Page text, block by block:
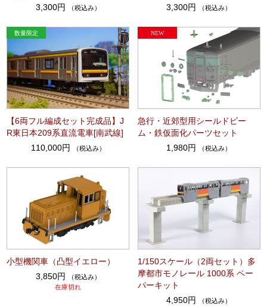
3,300円
（税込み）
3,300円
（税込み）
【6両フル編成セット完成品】J
R東日本209系直流電車[南武線]
110,000円
（税込み）
急行・近郊型用シールドビー
ム・鉄仮面化パーツセット
1,980円
（税込み）
小型機関車（凸型イエロー）
3,850円
（税込み）
在庫切れ
1/150スケール（2両セット）多
摩都市モノレール 1000系 ペー
パーキット
4,950円
（税込み）